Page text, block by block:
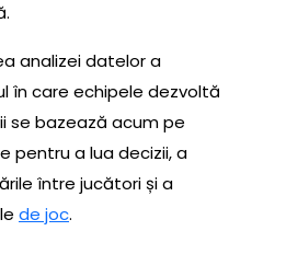
analizei datelor a
în care echipele dezvoltă
se bazează acum pe
pentru a lua decizii, a
între jucători și a
de joc.